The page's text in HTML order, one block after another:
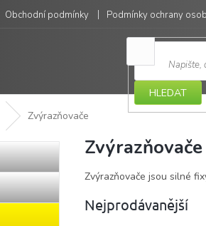
Obchodní podmínky Podmínky ochrany
HLEDAT
Zvýrazňovače
Zvýrazňovače
Zvýrazňovače jsou silné
Nejprodávanější